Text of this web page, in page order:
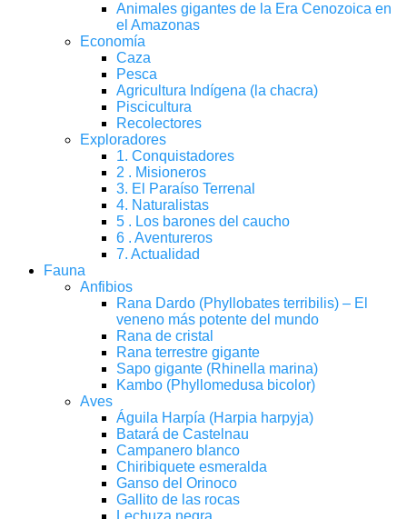
Animales gigantes de la Era Cenozoica en
el Amazonas
Economía
Caza
Pesca
Agricultura Indígena (la chacra)
Piscicultura
Recolectores
Exploradores
1. Conquistadores
2 . Misioneros
3. El Paraíso Terrenal
4. Naturalistas
5 . Los barones del caucho
6 . Aventureros
7. Actualidad
Fauna
Anfibios
Rana Dardo (Phyllobates terribilis) – El
veneno más potente del mundo
Rana de cristal
Rana terrestre gigante
Sapo gigante (Rhinella marina)
Kambo (Phyllomedusa bicolor)
Aves
Águila Harpía (Harpia harpyja)
Batará de Castelnau
Campanero blanco
Chiribiquete esmeralda
Ganso del Orinoco
Gallito de las rocas
Lechuza negra